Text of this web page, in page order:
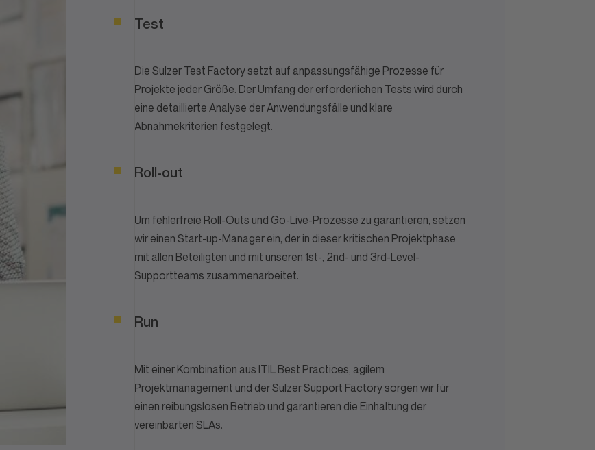
Test
Die Sulzer Test Factory setzt auf anpassungsfähige Prozesse für
Projekte jeder Größe. Der Umfang der erforderlichen Tests wird durch
eine detaillierte Analyse der Anwendungsfälle und klare
Abnahmekriterien festgelegt.
Roll-out
Um fehlerfreie Roll-Outs und Go-Live-Prozesse zu garantieren, setzen
wir einen Start-up-Manager ein, der in dieser kritischen Projektphase
mit allen Beteiligten und mit unseren 1st-, 2nd- und 3rd-Level-
Supportteams zusammenarbeitet.
Run
Mit einer Kombination aus ITIL Best Practices, agilem
Projektmanagement und der Sulzer Support Factory sorgen wir für
einen reibungslosen Betrieb und garantieren die Einhaltung der
vereinbarten SLAs.